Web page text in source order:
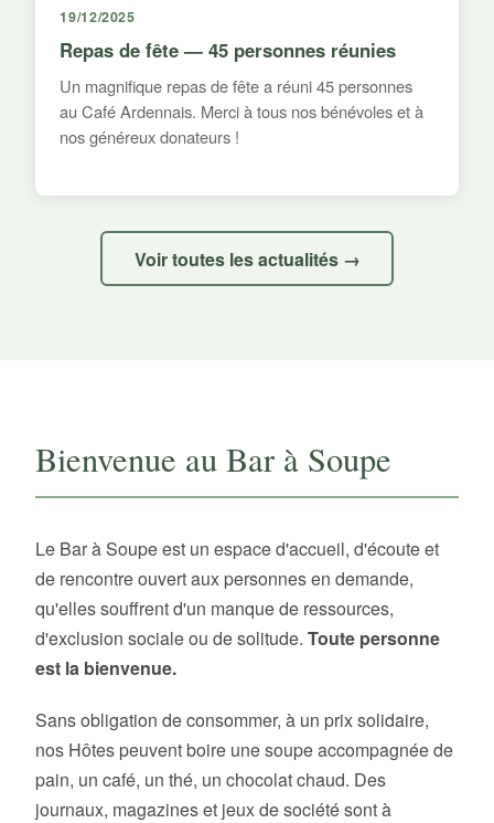
19/12/2025
Repas de fête — 45 personnes réunies
Un magnifique repas de fête a réuni 45 personnes
au Café Ardennais. Merci à tous nos bénévoles et à
nos généreux donateurs !
Voir toutes les actualités →
Bienvenue au Bar à Soupe
Le Bar à Soupe est un espace d'accueil, d'écoute et
de rencontre ouvert aux personnes en demande,
qu'elles souffrent d'un manque de ressources,
d'exclusion sociale ou de solitude. Toute personne
est la bienvenue.
Sans obligation de consommer, à un prix solidaire,
nos Hôtes peuvent boire une soupe accompagnée de
pain, un café, un thé, un chocolat chaud. Des
journaux, magazines et jeux de société sont à